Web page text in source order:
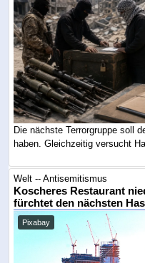
Die nächste Terrorgruppe soll
haben. Gleichzeitig versucht
Welt -- Antisemitismus
Koscheres Restaurant
fürchtet den nächsten
Pixabay